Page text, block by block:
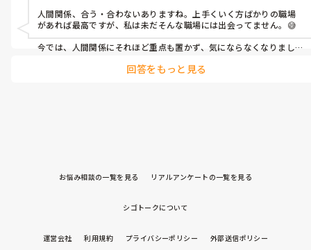
人間関係、合う・合わないありますね。上手くいく方ばかりの職場
があれば最高ですが、私は未だそんな職場には出会ってません。😅
今では、人間関係にそれほど重点も置かず、気にならなくなりまし
回答をもっと見る
お悩み相談の一覧を見る リアルアンケートの一覧を見る
シゴトークについて
運営会社 利用規約 プライバシーポリシー 外部送信ポリシー